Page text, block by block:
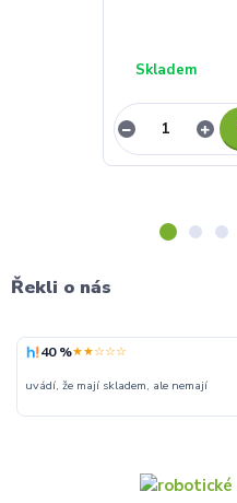
Skladem
Řekli o nás
40 %★★☆☆☆
uvádí, že mají skladem, ale nemají